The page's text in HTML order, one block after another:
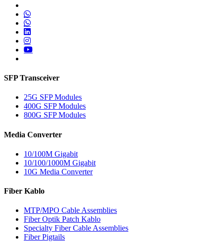
SFP Transceiver
25G SFP Modules
400G SFP Modules
800G SFP Modules
Media Converter
10/100M Gigabit
10/100/1000M Gigabit
10G Media Converter
Fiber Kablo
MTP/MPO Cable Assemblies
Fiber Optik Patch Kablo
Specialty Fiber Cable Assemblies
Fiber Pigtails